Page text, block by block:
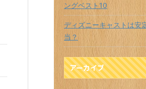
ングベスト10
ディズニーキャストは安
当？
アーカイブ